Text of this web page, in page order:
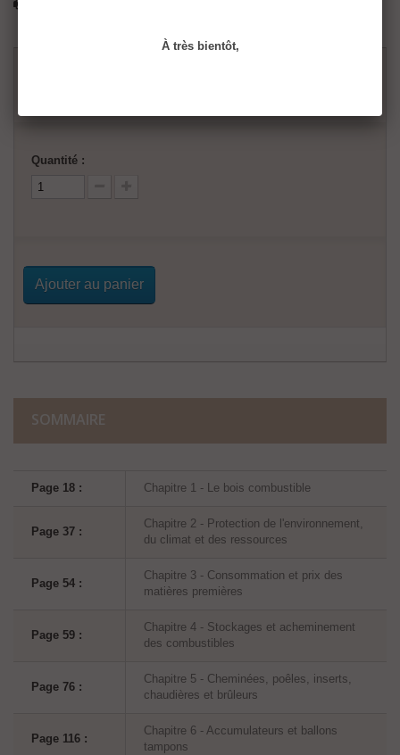
Quantité :
Ajouter au panier
SOMMAIRE
Page 18 : Chapitre 1 - Le bois combustible
Page 37 :
Chapitre 2 - Protection de l'environnement,
du climat et des ressources
Page 54 :
Chapitre 3 - Consommation et prix des
matières premières
Page 59 :
Chapitre 4 - Stockages et acheminement
des combustibles
Page 76 :
Chapitre 5 - Cheminées, poêles, inserts,
chaudières et brûleurs
Page 116 :
Chapitre 6 - Accumulateurs et ballons
tampons
À très bientôt,